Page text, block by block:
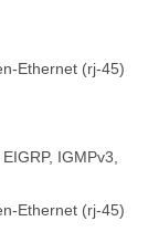
Ethernet (rj-45)
IGMPv3,
Ethernet (rj-45)